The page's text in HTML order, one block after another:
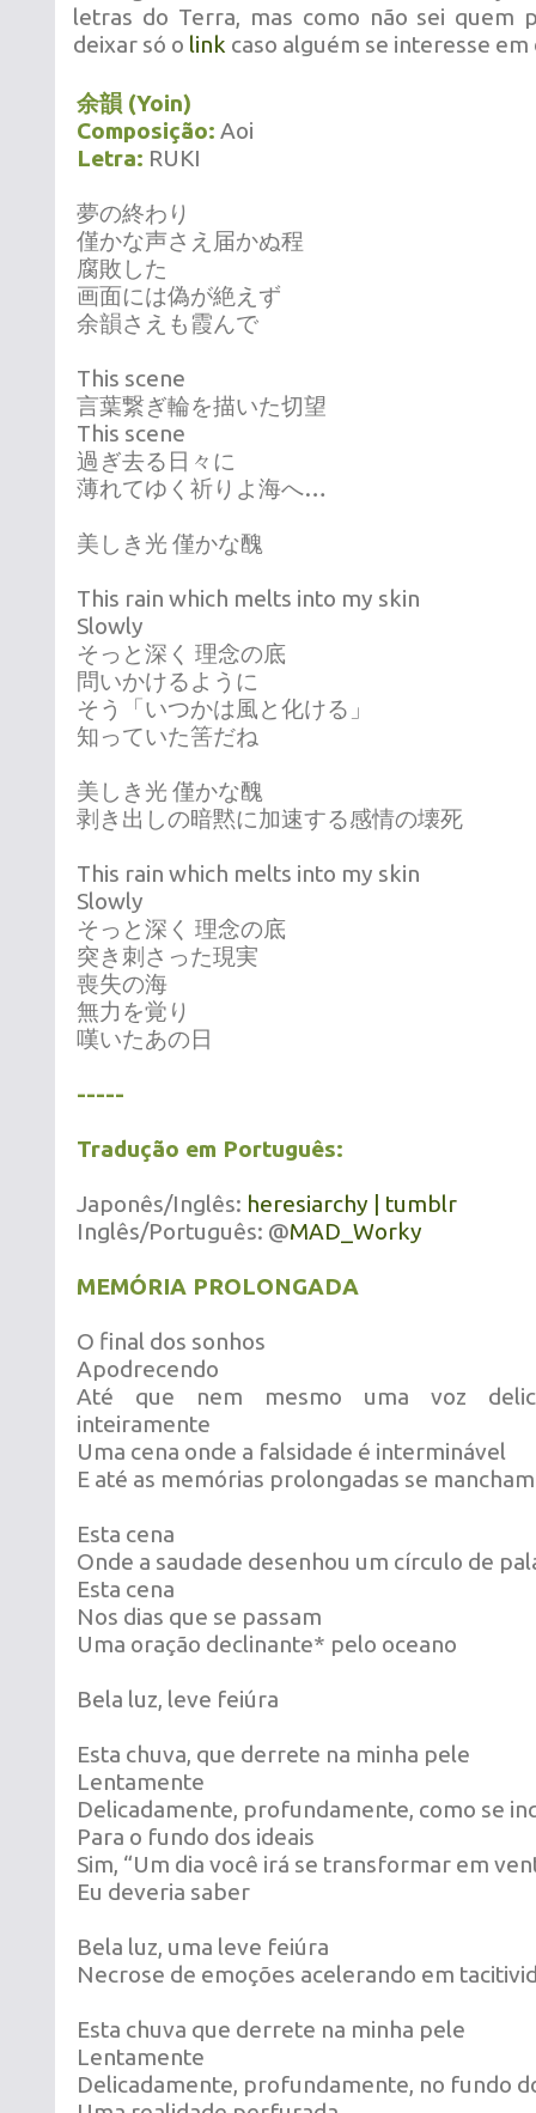
letras do Terra, mas como não sei quem
deixar só o link caso alguém se interesse
余韻 (Yoin)
Composição: Aoi
Letra: RUKI
夢の終わり
僅かな声さえ届かぬ程
腐敗した
画面には偽が絶えず
余韻さえも霞んで
This scene
言葉繋ぎ輪を描いた切望
This scene
過ぎ去る日々に
薄れてゆく祈りよ海へ…
美しき光 僅かな醜
This rain which melts into my skin
Slowly
そっと深く 理念の底
問いかけるように
そう「いつかは風と化ける」
知っていた筈だね
美しき光 僅かな醜
剥き出しの暗黙に加速する感情の壊死
This rain which melts into my skin
Slowly
そっと深く 理念の底
突き刺さった現実
喪失の海
無力を覚り
嘆いたあの日
-----
Tradução em Português:
Japonês/Inglês: heresiarchy | tumblr
Inglês/Português: @MAD_Worky
MEMÓRIA PROLONGADA
O final dos sonhos
Apodrecendo
Até que nem mesmo uma voz
inteiramente
Uma cena onde a falsidade é interminável
E até as memórias prolongadas se mancham
Esta cena
Onde a saudade desenhou um círculo de
Esta cena
Nos dias que se passam
Uma oração declinante* pelo oceano
Bela luz, leve feiúra
Esta chuva, que derrete na minha pele
Lentamente
Delicadamente, profundamente, como se
Para o fundo dos ideais
Sim, “Um dia você irá se transformar em
Eu deveria saber
Bela luz, uma leve feiúra
Necrose de emoções acelerando em
Esta chuva que derrete na minha pele
Lentamente
Delicadamente, profundamente, no fundo